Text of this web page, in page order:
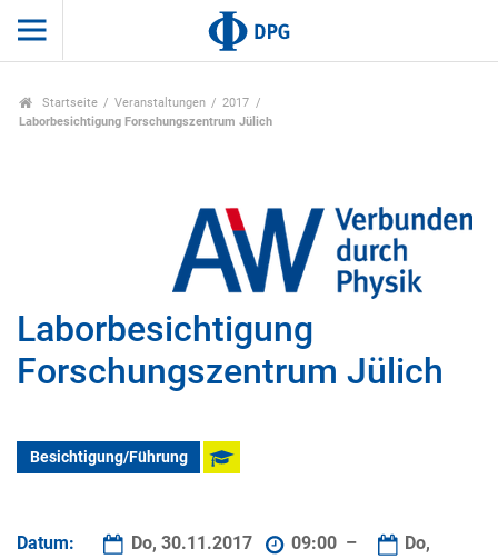
Startseite Veranstaltungen
2017
Laborbesichtigung Forschungszentrum Jülich
Laborbesichtigung
Forschungszentrum Jülich
Besichtigung/Führung
Datum: Do, 30.11.2017 09:00 –
Do,